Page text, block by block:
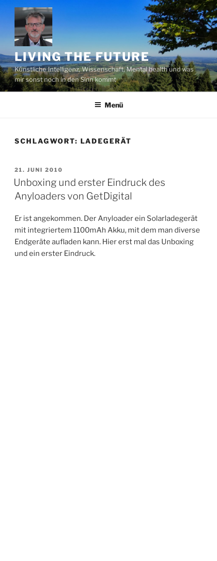
Zum
Inhalt
springen
LIVING THE FUTURE
Künstliche Intelligenz, Wissenschaft, Mental health und was
mir sonst noch in den Sinn kommt
Menü
SCHLAGWORT: LADEGERÄT
VERÖFFENTLICHT
AM
21. JUNI 2010
Unboxing und erster Eindruck des
Anyloaders von GetDigital
Er ist angekommen. Der Anyloader ein Solarladegerät
mit integriertem 1100mAh Akku, mit dem man diverse
Endgeräte aufladen kann. Hier erst mal das Unboxing
und ein erster Eindruck.